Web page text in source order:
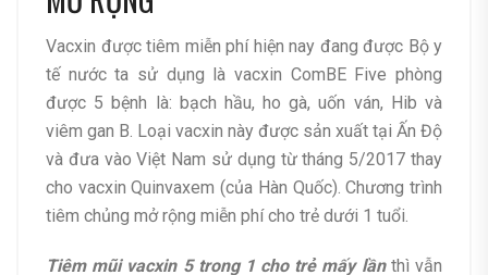
Vacxin được tiêm miễn phí hiện nay đang được Bộ y
tế nước ta sử dụng là vacxin ComBE Five phòng
được 5 bệnh là: bạch hầu, ho gà, uốn ván, Hib và
viêm gan B. Loại vacxin này được sản xuất tại Ấn Độ
và đưa vào Việt Nam sử dụng từ tháng 5/2017 thay
cho vacxin Quinvaxem (của Hàn Quốc). Chương trình
tiêm chủng mở rộng miễn phí cho trẻ dưới 1 tuổi.
Tiêm mũi vacxin 5 trong 1 cho trẻ mấy lần thì vẫn